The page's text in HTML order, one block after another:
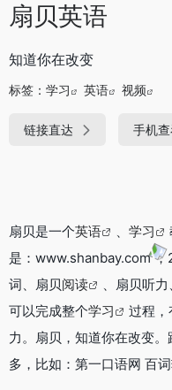
扇贝英语
知道你在改变
标签： 学习 英语 视频
链接直达 手机
扇贝是一个英语 、 学习
是：www.shanbay.com
词、扇贝阅读
、扇贝听
可以完成整个学习 过程，
力。扇贝，知道你在改变
多，比如：第一口语网 百